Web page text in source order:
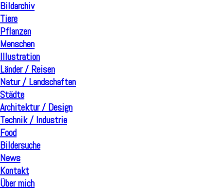
Bildarchiv
Tiere
Pflanzen
Menschen
Illustration
Länder / Reisen
Natur / Landschaften
Städte
Architektur / Design
Technik / Industrie
Food
Bildersuche
News
Kontakt
Über mich